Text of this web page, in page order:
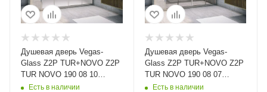
Душевая дверь Vegas-
Glass Z2P TUR+NOVO Z2P
TUR NOVO 190 08 10
190х200 стекло матовое
Есть в наличии
Душевая дверь Vegas-
Glass Z2P TUR+NOVO Z2P
TUR NOVO 190 08 07
190х200 стекло
Есть в наличии